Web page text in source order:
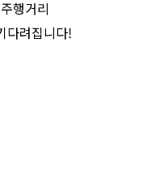
행거리
다려집니다!